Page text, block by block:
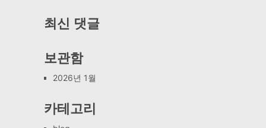
최신 댓글
보관함
2026년 1월
카테고리